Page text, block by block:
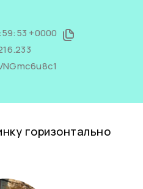
+0000
горизонтально